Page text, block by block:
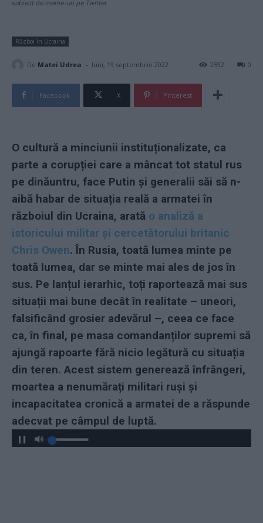
subiect de meme-uri pe Twitter
Război în Ucraina
De Matei Udrea - luni, 19 septembrie 2022 0
2592
Facebook X Pinterest
O cultură a minciunii instituționalizate, ca
parte a corupției care a mâncat tot statul rus
pe dinăuntru, face Putin și generalii săi să n-
aibă habar de situația reală a armatei în
războiul din Ucraina, arată o analiză a
istoricului militar și cercetătorului britanic
Chris Owen. În Rusia, toată lumea minte pe
toată lumea, dar se minte mai ales de jos în
sus. Pe lanțul ierarhic, toți raportează mai sus
situații mai bune decât în realitate – uneori,
falsificând grosier adevărul –, ceea ce face
ca, în final, pe masa comandanților supremi să
ajungă rapoarte fără nicio legătură cu situația
din teren. Acest sistem generează înfrângeri,
moartea a nenumărați militari ruși și
incapacitatea cronică a armatei de a răspunde
adecvat pe câmpul de luptă.